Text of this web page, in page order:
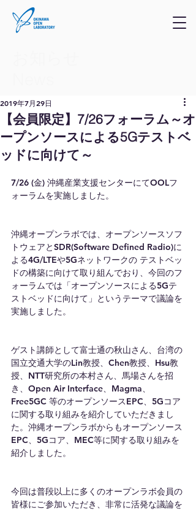
【会員限定】7/26フォーラム～オ
ープンソースによる5Gテストベ
ッドに向けて～
2019年7月29日
7/26 (金) 沖縄産業支援センターにてOOLフ
ォーラムを実施しました。
沖縄オープンラボでは、オープンソースソフ
トウェアとSDR(Software Defined Radio)に
よる4G/LTEや5Gネットワークの テストベッ
ドの構築に向けて取り組んでおり、今回のフ
ォーラムでは「オープンソースによる5Gテ
ストベッドに向けて」というテーマで議論を
実施しました。
ゲスト講師として富士通の秋山さん、台湾の
国立交通大学のLin教授、Chen教授、Hsu教
授、NTT研究所の本村さん、馬場さんを招
き、Open Air Interface、Magma、
Free5GC 等のオープンソースEPC、5Gコア
に関する取り組みを紹介していただきまし
た。沖縄オープンラボからもオープンソース
EPC、5Gコア、MEC等に関する取り組みを
紹介しました。
今回は普段以上に多くのオープンラボ会員の
皆様にご参加いただき、非常に活発な議論を